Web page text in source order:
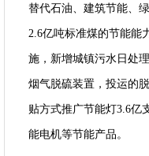
替代石油、建筑节能、
2.6亿吨标准煤的节能能
施，新增城镇污水日处
烟气脱硫装置，投运的
贴方式推广节能灯3.6亿
能电机等节能产品。